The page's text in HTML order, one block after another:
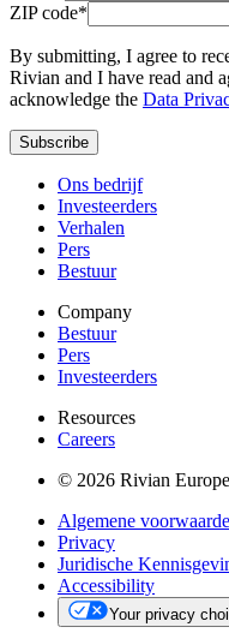
ZIP code*
By submitting, I agree to
Rivian and I have read and
acknowledge the Data
Subscribe
Ons bedrijf
Investeerders
Verhalen
Pers
Bestuur
Company
Bestuur
Pers
Investeerders
Resources
Careers
© 2026 Rivian
Algemene
Privacy
Juridische
Accessibility
Your privacy